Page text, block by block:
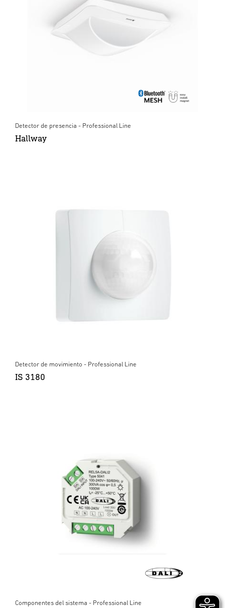
Detector de presencia - Professional Line
Hallway
Detector de movimiento - Professional Line
IS 3180
Componentes del sistema - Professional Line